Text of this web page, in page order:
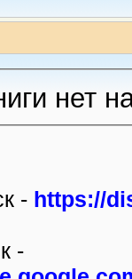
нет
- https://
-